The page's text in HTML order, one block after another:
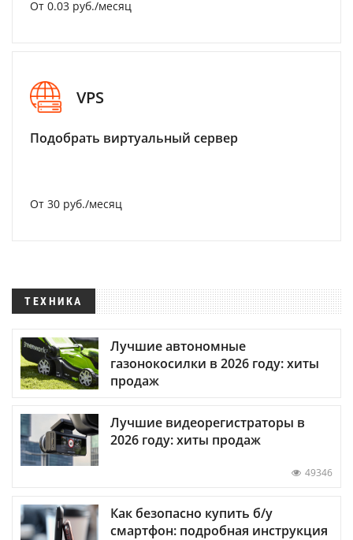
От 0.03 руб./месяц
VPS
Подобрать виртуальный сервер
От 30 руб./месяц
ТЕХНИКА
Лучшие автономные
газонокосилки в 2026 году: хиты
продаж
Лучшие видеорегистраторы в
2026 году: хиты продаж
49346
Как безопасно купить б/у
смартфон: подробная инструкция